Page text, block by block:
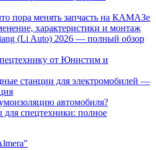
пора менять запчасть на КАМАЗе
характеристики и монтаж
(Li Auto) 2026 — полный обзор
от Юнистим и
станции для электромобилей —
автомобиля?
спецтехники: полное